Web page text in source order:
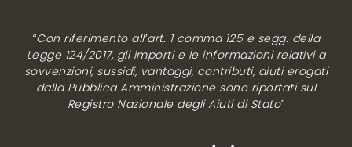
“Con riferimento all’art. 1 comma 125 e segg. della
Legge 124/2017, gli importi e le informazioni relativi a
sovvenzioni, sussidi, vantaggi, contributi, aiuti erogati
dalla Pubblica Amministrazione sono riportati sul
Registro Nazionale degli Aiuti di Stato”